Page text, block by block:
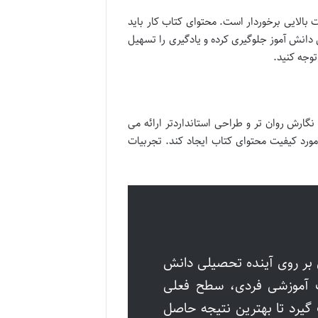
برخوردار است. محتوای کتاب کار باید
آموز جلوگیری کرده و یادگیری را تسهیل
کنید.
روان تر و طراحی استانداردتر ارائه می
کیفیت محتوای کتاب ایجاد کند. تجربیات
بر روی آینده تحصیلی دانش
آموزشی فردی، سطح فعلی
تا بهترین نتیجه حاصل